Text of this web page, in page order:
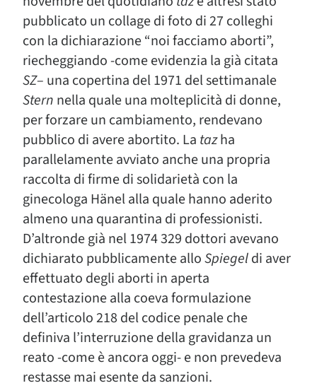
pubblicato un collage di foto di 27 colleghi
con la dichiarazione “noi facciamo aborti”,
riecheggiando -come evidenzia la già citata
SZ– una copertina del 1971 del settimanale
Stern nella quale una molteplicità di donne,
per forzare un cambiamento, rendevano
pubblico di avere abortito. La tazha
parallelamente avviato anche una propria
raccolta di firme di solidarietà con la
ginecologa Hänel alla quale hanno aderito
almeno una quarantina di professionisti.
D’altronde già nel 1974 329 dottori avevano
dichiarato pubblicamente alloSpiegeldi aver
effettuato degli aborti in aperta
contestazione alla coeva formulazione
dell’articolo 218 del codice penale che
definiva l’interruzione della gravidanza un
reato -come è ancora oggi- e non prevedeva
restasse mai esente da sanzioni.